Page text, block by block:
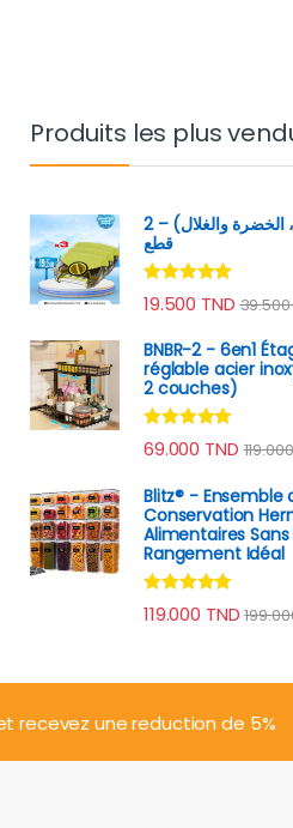
Produits les plus
قشارة 4 في 1 (للسمك، الخضرة والغلال) – 2
قطع
Note4.89
sur 5
19.500 TND 39.500
BNBR-2 - 6en1
réglable acier
2 couches)
Note4.79
sur 5
69.000 TND 119.000
Blitz® - Ensemble
Conservation
Alimentaires Sans
Rangement Idéal
Note4.74
sur 5
119.000 TND
recevez une reduction de 5%